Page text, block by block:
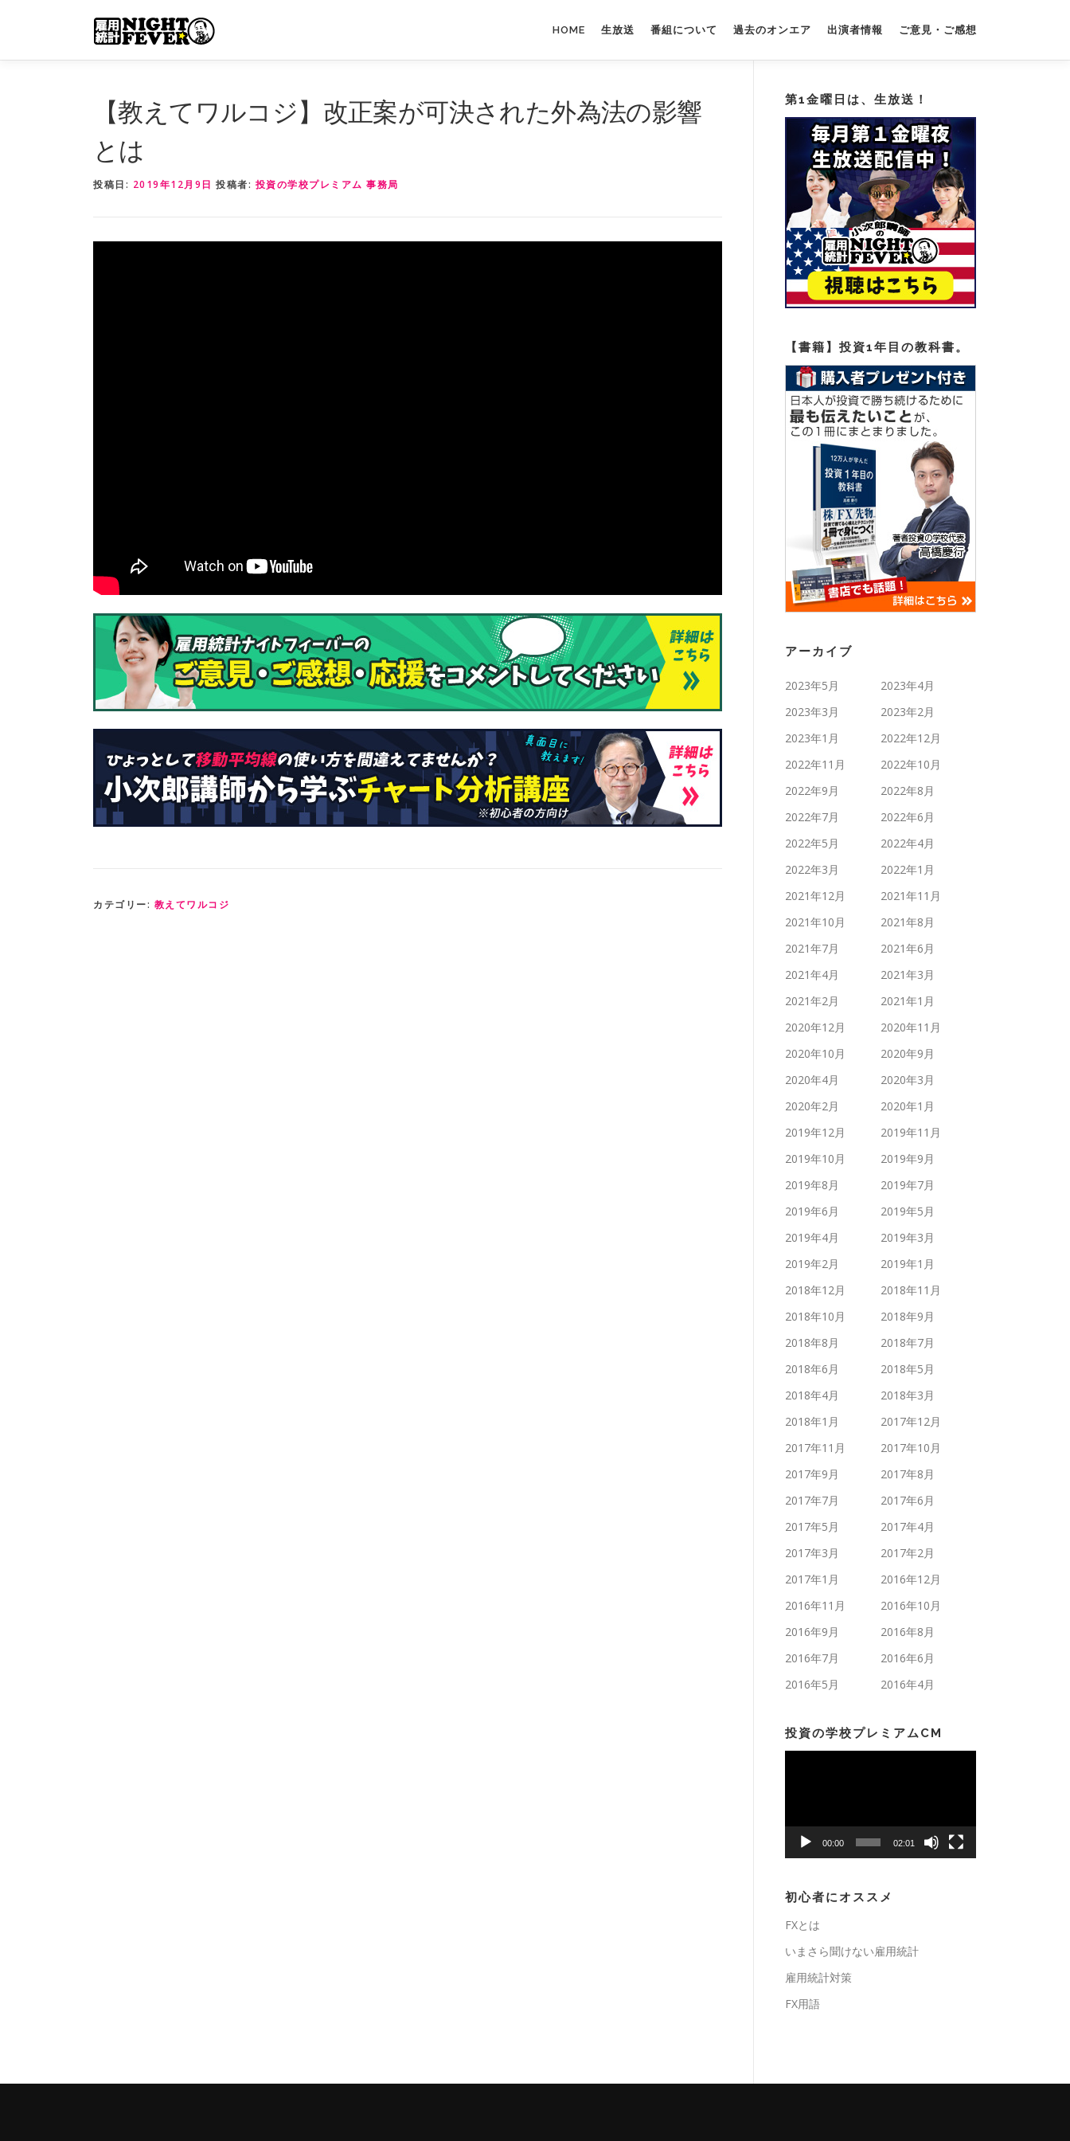
HOME 生放送 番組について 過去のオンエア 出演者情報 ご意見・ご感想
【教えてワルコジ】改正案が可決された外為法の影響
とは
投稿日: 2019年12月9日 投稿者: 投資の学校プレミアム 事務局
カテゴリー: 教えてワルコジ
第1金曜日は、生放送！
【書籍】投資1年目の教科書。
アーカイブ
2023年5月
2023年4月
2023年3月
2023年2月
2023年1月
2022年12月
2022年11月
2022年10月
2022年9月
2022年8月
2022年7月
2022年6月
2022年5月
2022年4月
2022年3月
2022年1月
2021年12月
2021年11月
2021年10月
2021年8月
2021年7月
2021年6月
2021年4月
2021年3月
2021年2月
2021年1月
2020年12月
2020年11月
2020年10月
2020年9月
2020年4月
2020年3月
2020年2月
2020年1月
2019年12月
2019年11月
2019年10月
2019年9月
2019年8月
2019年7月
2019年6月
2019年5月
2019年4月
2019年3月
2019年2月
2019年1月
2018年12月
2018年11月
2018年10月
2018年9月
2018年8月
2018年7月
2018年6月
2018年5月
2018年4月
2018年3月
2018年1月
2017年12月
2017年11月
2017年10月
2017年9月
2017年8月
2017年7月
2017年6月
2017年5月
2017年4月
2017年3月
2017年2月
2017年1月
2016年12月
2016年11月
2016年10月
2016年9月
2016年8月
2016年7月
2016年6月
2016年5月
2016年4月
投資の学校プレミアムCM
ヤ
00:00 02:01
初心者にオススメ
FXとは
いまさら聞けない雇用統計
雇用統計対策
FX用語